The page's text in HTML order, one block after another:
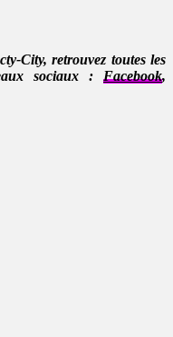
City, retrouvez toutes les
sociaux : Facebook,